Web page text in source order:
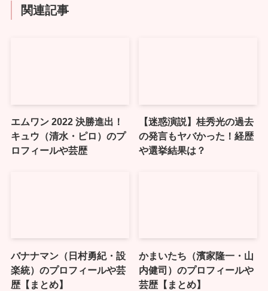
関連記事
エムワン 2022 決勝進出！
キュウ（清水・ピロ）のプ
ロフィールや芸歴
【迷惑演説】桂秀光の過去
の発言もヤバかった！経歴
や選挙結果は？
バナナマン（日村勇紀・設
楽統）のプロフィールや芸
歴【まとめ】
かまいたち（‎濱家隆一・山
内健司）のプロフィールや
芸歴【まとめ】